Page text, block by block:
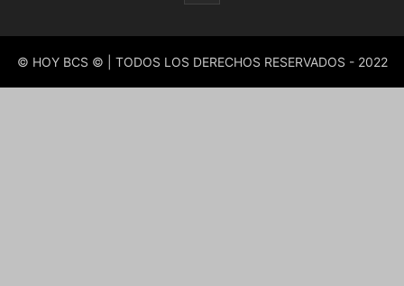
© HOY BCS © | TODOS LOS DERECHOS RESERVADOS - 2022